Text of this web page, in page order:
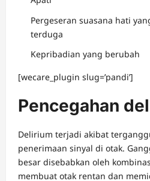
Pergeseran suasana hati
terduga
Kepribadian yang berubah
[wecare_plugin slug=’pandi’]
Pencegahan
Delirium terjadi akibat
penerimaan sinyal di otak.
besar disebabkan oleh
membuat otak rentan dan